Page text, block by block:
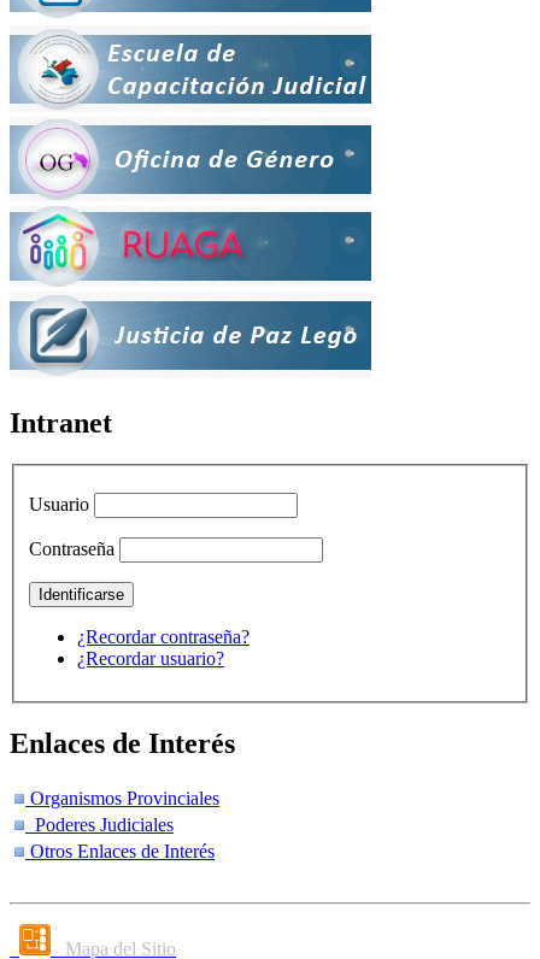
Intranet
Usuario
Contraseña
¿Recordar contraseña?
¿Recordar usuario?
Enlaces de Interés
Organismos Provinciales
Poderes Judiciales
Otros Enlaces de Interés
Mapa del Sitio